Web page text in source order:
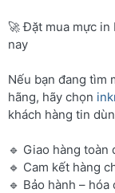
🚀 Đặt mua mực
nay
Nếu bạn đang tìm
hãng, hãy chọn
khách hàng tin
🔹 Giao hàng toàn
🔹 Cam kết hàng
🔹 Bảo hành –